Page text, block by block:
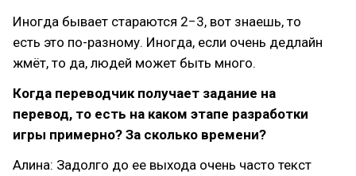
Иногда бывает стараются 2−3, вот знаешь, то
есть это по-разному. Иногда, если очень дедлайн
жмёт, то да, людей может быть много.
Когда переводчик получает задание на
перевод, то есть на каком этапе разработки
игры примерно? За сколько времени?
Алина: Задолго до ее выхода очень часто текст